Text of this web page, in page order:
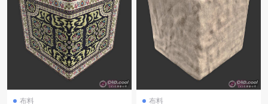
布料 布料